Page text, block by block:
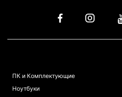
ПК и Комплектующие
Ноутбуки